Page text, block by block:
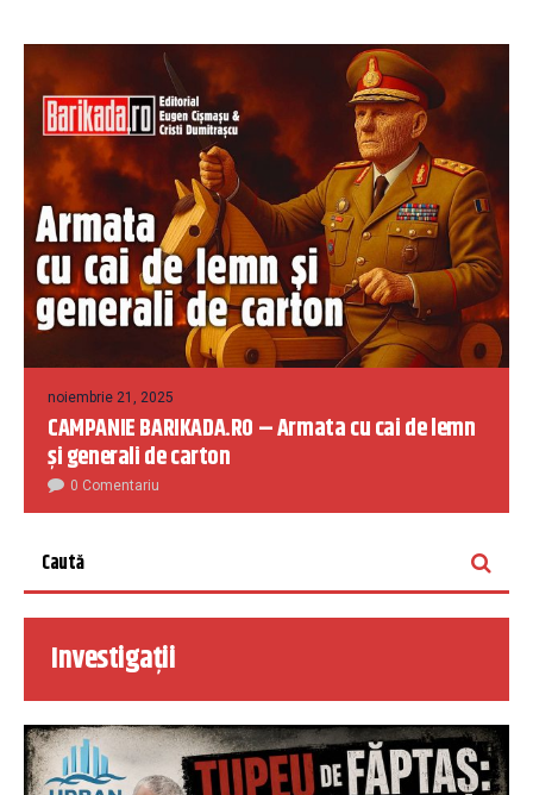
noiembrie 21, 2025
CAMPANIE BARIKADA.RO – Armata cu cai de lemn
și generali de carton
0 Comentariu
Investigații